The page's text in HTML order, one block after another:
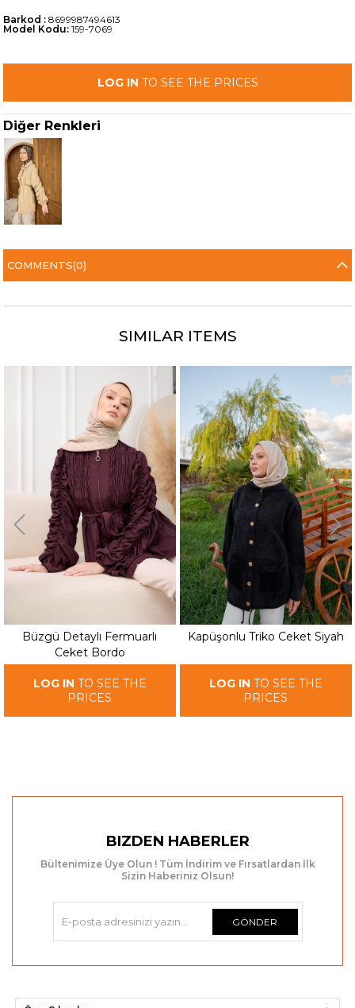
Barkod : 8699987494613
Model Kodu: 159-7069
LOG IN TO SEE THE PRICES
Diğer Renkleri
COMMENTS(0)
SIMILAR ITEMS
Büzgü Detaylı Fermuarlı
Ceket Bordo
LOG IN TO SEE THE
PRICES
Kapüşonlu Triko Ceket Siyah
LOG IN TO SEE THE
PRICES
BIZDEN HABERLER
Bültenimize Üye Olun ! Tüm İndirim ve Fırsatlardan İlk
Sizin Haberiniz Olsun!
GÖNDER